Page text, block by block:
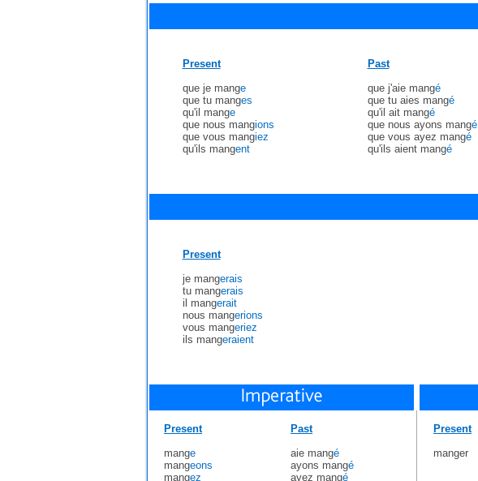
Present
que je mange
que tu manges
qu'il mange
que nous mangions
que vous mangiez
qu'ils mangent
Past
que j'aie mangé
que tu aies mangé
qu'il ait mangé
que nous ayons mangé
que vous ayez mangé
qu'ils aient mangé
Present
je mangerais
tu mangerais
il mangerait
nous mangerions
vous mangeriez
ils mangeraient
Present
mange
mangeons
mangez
Past
aie mangé
ayons mangé
ayez mangé
Present
manger